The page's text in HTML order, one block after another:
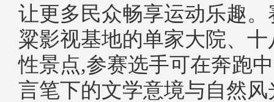
让更多民众畅享运动乐趣
粱影视基地的单家大院、
性景点,参赛选手可在奔跑
言笔下的文学意境与自然风